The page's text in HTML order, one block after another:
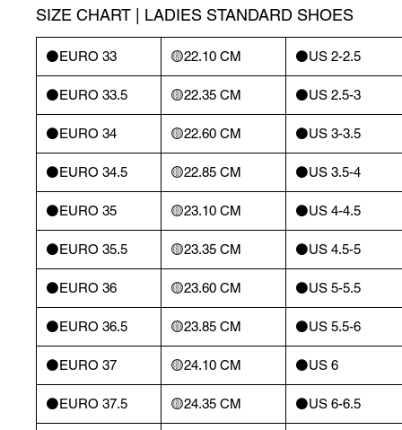
SIZE CHART | LADIES STANDARD SHOES
⚫️EURO 33 🟡22.10 CM ⚫️US 2-2.5
⚫️EURO 33.5 🟡22.35 CM ⚫️US 2.5-3
⚫️EURO 34 🟡22.60 CM ⚫️US 3-3.5
⚫️EURO 34.5 🟡22.85 CM ⚫️US 3.5-4
⚫️EURO 35 🟡23.10 CM ⚫️US 4-4.5
⚫️EURO 35.5 🟡23.35 CM ⚫️US 4.5-5
⚫️EURO 36 🟡23.60 CM ⚫️US 5-5.5
⚫️EURO 36.5 🟡23.85 CM ⚫️US 5.5-6
⚫️EURO 37 🟡24.10 CM ⚫️US 6
⚫️EURO 37.5 🟡24.35 CM ⚫️US 6-6.5